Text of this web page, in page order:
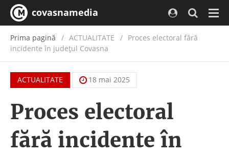
covasnamedia
Prima pagină ACTUALITATE / Proces electoral fără
incidente în județul Covasna
ACTUALITATE 18 mai 2025
Proces electoral
fără incidente în